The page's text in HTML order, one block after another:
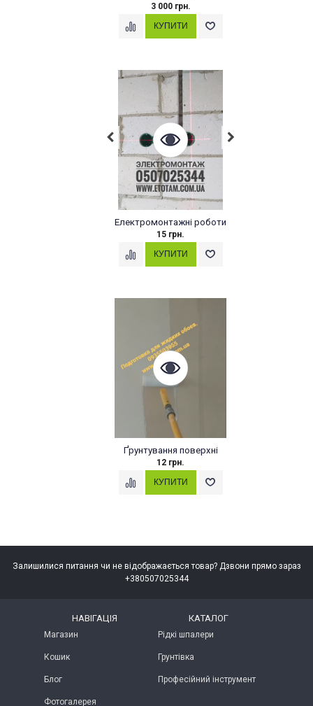
3 000 грн.
Електромонтажні роботи
15 грн.
Ґрунтування поверхні
12 грн.
Залишилися питання чи не відображається товар? Дзвони прямо зараз
+380507025344
НАВІГАЦІЯ
Магазин
Кошик
Блог
Фотогалерея
КАТАЛОГ
Рідкі шпалери
Грунтівка
Професійний інструмент